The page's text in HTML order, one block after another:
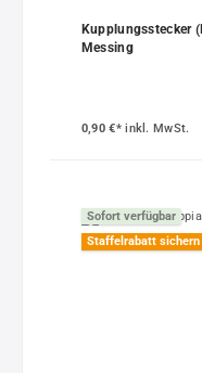
Kupplungsstecker
Messing
0,90 €*inkl. MwSt.
Sofort verfügbar
Staffelrabatt sichern